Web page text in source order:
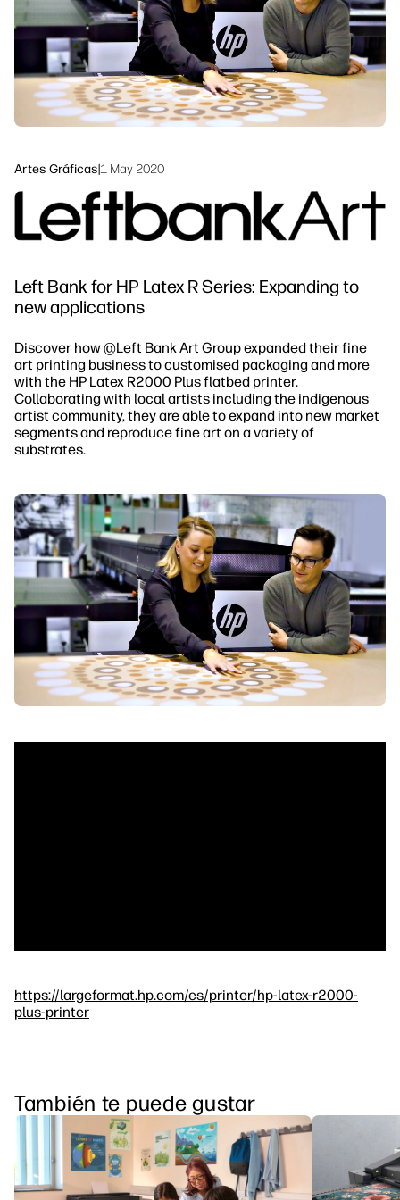
linkedInfacebook
twitter youtube
Artes Gráficas|1 May 2020
Left Bank for HP Latex R Series: Expanding to
new applications
Discover how @Left Bank Art Groupexpanded their fine
art printing business to customised packaging and more
with the HP Latex R2000 Plus flatbed printer.
Collaborating with local artists including the indigenous
artist community, they are able to expand into new market
segments and reproduce fine art on a variety of
substrates.
https://largeformat.hp.com/es/printer/hp-latex-r2000-
plus-printer
También te puede gustar